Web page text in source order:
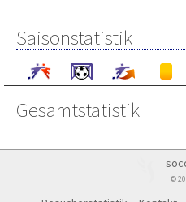
Saisonstatistik
Gesamtstatistik
©